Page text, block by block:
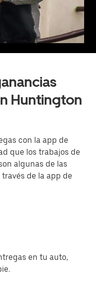
Huntington
con la app de
que los trabajos de
algunas de las
de la app de
en tu auto,